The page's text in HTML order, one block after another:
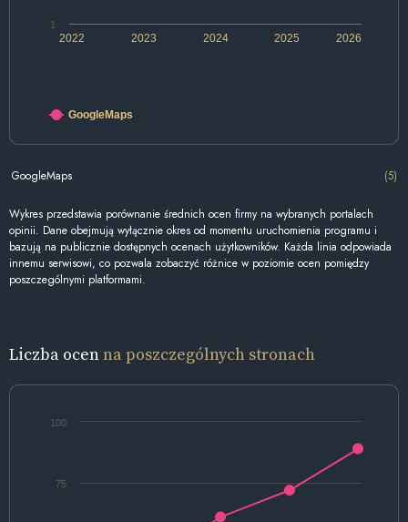
2022 2024 2026
2023 2025
1
GoogleMaps
GoogleMaps (5)
Wykres przedstawia porównanie średnich ocen firmy na wybranych portalach
opinii. Dane obejmują wyłącznie okres od momentu uruchomienia programu i
bazują na publicznie dostępnych ocenach użytkowników. Każda linia odpowiada
innemu serwisowi, co pozwala zobaczyć różnice w poziomie ocen pomiędzy
poszczególnymi platformami.
Liczba ocenna poszczególnych stronach
100
75